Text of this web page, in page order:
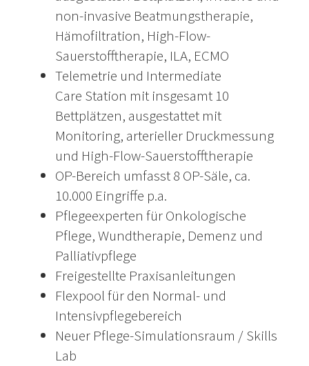
non-invasive Beatmungstherapie,
Hämofiltration, High-Flow-
Sauerstofftherapie, ILA, ECMO
Telemetrie und Intermediate
Care Station mit insgesamt 10
Bettplätzen, ausgestattet mit
Monitoring, arterieller Druckmessung
und High-Flow-Sauerstofftherapie
OP-Bereich umfasst 8 OP-Säle, ca.
10.000 Eingriffe p.a.
Pflegeexperten für Onkologische
Pflege, Wundtherapie, Demenz und
Palliativpflege
Freigestellte Praxisanleitungen
Flexpool für den Normal- und
Intensivpflegebereich
Neuer Pflege-Simulationsraum / Skills
Lab